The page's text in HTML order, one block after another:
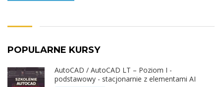
POPULARNE KURSY
AutoCAD / AutoCAD LT – Poziom I -
podstawowy - stacjonarnie z elementami AI